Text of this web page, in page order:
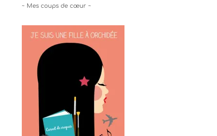
~ Mes coups de cœur ~